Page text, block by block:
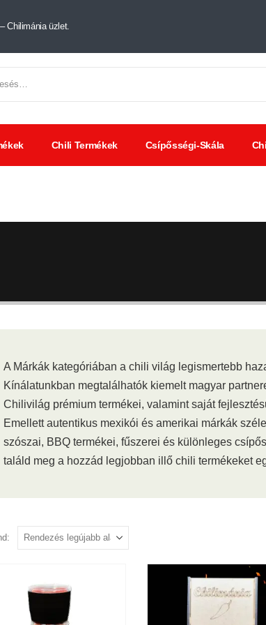
Chilimánia üzlet.
Chili Termékek Csípősségi-Skála
A Márkák kategóriában a chili világ legismertebb
Kínálatunkban megtalálhatók kiemelt magyar
Chilivilág prémium termékei, valamint saját
Emellett autentikus mexikói és amerikai márkák
szószai, BBQ termékei, fűszerei és különleges
találd meg a hozzád legjobban illő chili termékeket